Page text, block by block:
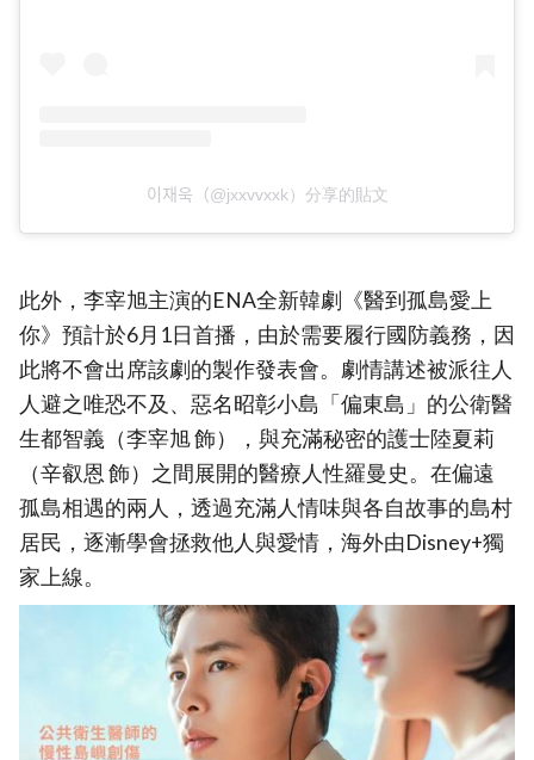
이재욱（@jxxvvxxk）分享的貼文
此外，李宰旭主演的ENA全新韓劇《醫到孤島愛上
你》預計於6月1日首播，由於需要履行國防義務，因
此將不會出席該劇的製作發表會。劇情講述被派往人
人避之唯恐不及、惡名昭彰小島「偏東島」的公衛醫
生都智義（李宰旭 飾），與充滿秘密的護士陸夏莉
（辛叡恩 飾）之間展開的醫療人性羅曼史。在偏遠
孤島相遇的兩人，透過充滿人情味與各自故事的島村
居民，逐漸學會拯救他人與愛情，海外由Disney+獨
家上線。